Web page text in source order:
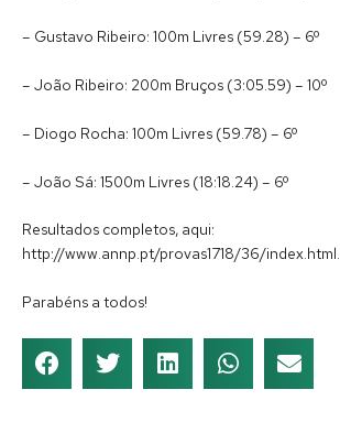
– Gustavo Ribeiro: 100m Livres (59.28) – 6º
– João Ribeiro: 200m Bruços (3:05.59) – 10º
– Diogo Rocha: 100m Livres (59.78) – 6º
– João Sá: 1500m Livres (18:18.24) – 6º
Resultados completos, aqui:
http://www.annp.pt/provas1718/36/index.html.
Parabéns a todos!